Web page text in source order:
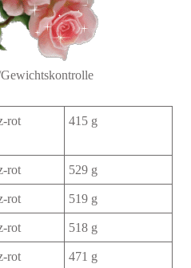
rot 415 g
rot 529 g
rot 519 g
rot 518 g
rot 471 g